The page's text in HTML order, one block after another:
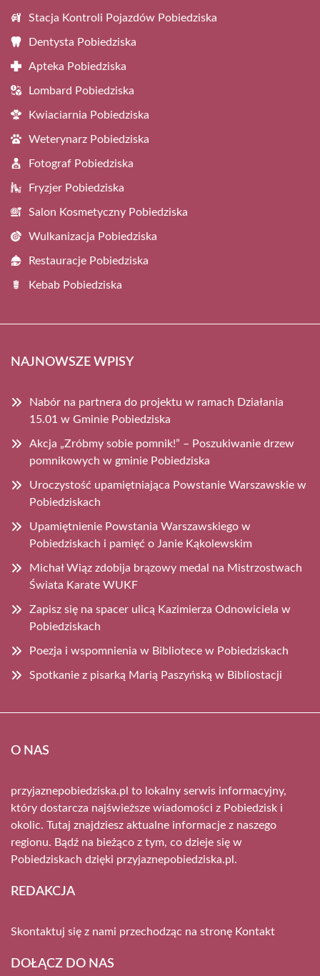
Stacja Kontroli Pojazdów Pobiedziska
Dentysta Pobiedziska
Apteka Pobiedziska
Lombard Pobiedziska
Kwiaciarnia Pobiedziska
Weterynarz Pobiedziska
Fotograf Pobiedziska
Fryzjer Pobiedziska
Salon Kosmetyczny Pobiedziska
Wulkanizacja Pobiedziska
Restauracje Pobiedziska
Kebab Pobiedziska
NAJNOWSZE WPISY
Nabór na partnera do projektu w ramach Działania
15.01 w Gminie Pobiedziska
Akcja „Zróbmy sobie pomnik!” – Poszukiwanie drzew
pomnikowych w gminie Pobiedziska
Uroczystość upamiętniająca Powstanie Warszawskie w
Pobiedziskach
Upamiętnienie Powstania Warszawskiego w
Pobiedziskach i pamięć o Janie Kąkolewskim
Michał Wiąz zdobija brązowy medal na Mistrzostwach
Świata Karate WUKF
Zapisz się na spacer ulicą Kazimierza Odnowiciela w
Pobiedziskach
Poezja i wspomnienia w Bibliotece w Pobiedziskach
Spotkanie z pisarką Marią Paszyńską w Bibliostacji
O NAS
przyjaznepobiedziska.pl to lokalny serwis informacyjny,
który dostarcza najświeższe wiadomości z Pobiedzisk i
okolic. Tutaj znajdziesz aktualne informacje z naszego
regionu. Bądź na bieżąco z tym, co dzieje się w
Pobiedziskach dzięki przyjaznepobiedziska.pl.
REDAKCJA
Skontaktuj się z nami przechodząc na stronę Kontakt
DOŁĄCZ DO NAS